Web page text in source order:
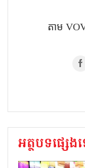
តាម
អត្ថបទផ្សេ